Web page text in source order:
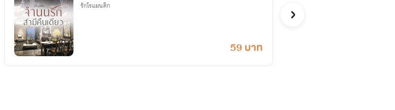
รักโรแมนติก
59 บาท